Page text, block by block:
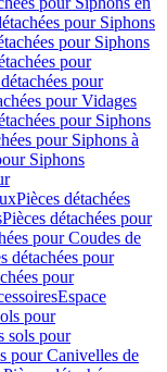
pour Siphons
pour Siphons
pour
pour
pour Vidages
pour Siphons
pour Siphons à
Siphons
Pièces détachées
Pièces détachées pour
pour Coudes de
détachées pour
pour
Espace
pour
sols pour
pour Canivelles de